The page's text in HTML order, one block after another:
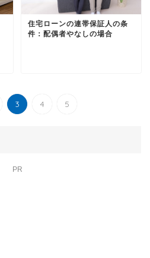
住宅ローンの連帯保証人の条
件：配偶者やなしの場合
3 4 5
PR